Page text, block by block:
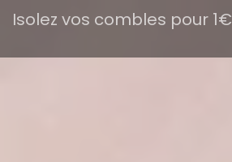
Isolez vos combles pour 1€